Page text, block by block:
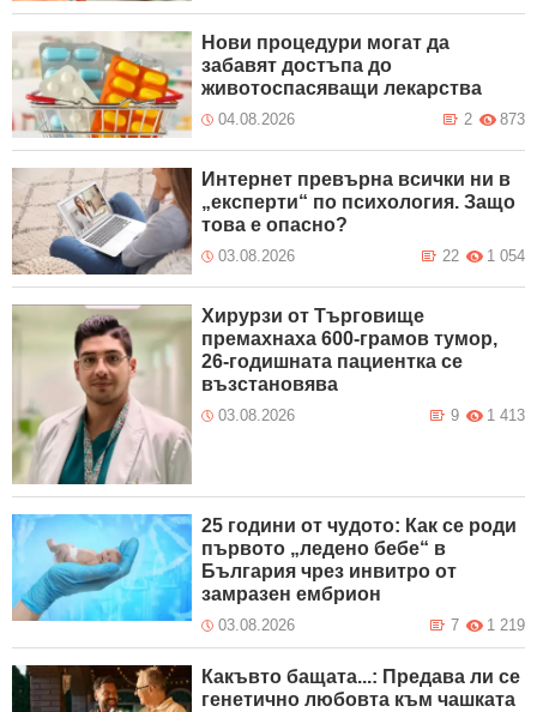
Нови процедури могат да
забавят достъпа до
животоспасяващи лекарства
04.08.2026 873
2
Интернет превърна всички ни в
„експерти“ по психология. Защо
това е опасно?
03.08.2026 1 054
22
Хирурзи от Търговище
премахнаха 600-грамов тумор,
26-годишната пациентка се
възстановява
03.08.2026 1 413
9
25 години от чудото: Как се роди
първото „ледено бебе“ в
България чрез инвитро от
замразен ембрион
03.08.2026 1 219
7
Какъвто бащата...: Предава ли се
генетично любовта към чашката